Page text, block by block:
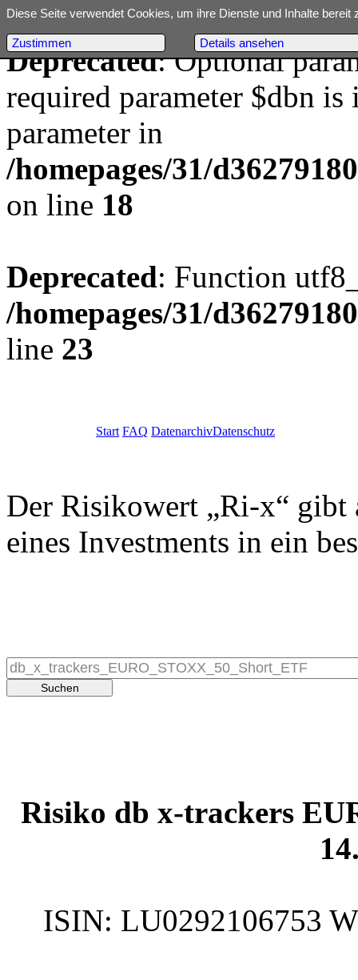
Deprecated: Optional
required parameter $dbn
parameter in
/homepages/31/
on line 18
Deprecated: Function
/homepages/31/
line 23
Start FAQ DatenarchivDatenschutz
Der Risikowert „Ri-x“ gibt
eines Investments in ein
Risiko db x-trackers
ISIN: LU0292106753
Diese Seite verwendet Cookies, um ihre Dienste und Inhalte
Zustimmen Details ansehen